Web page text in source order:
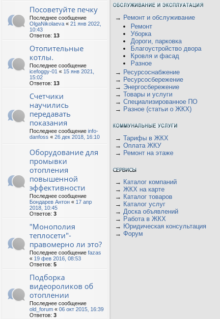
Посоветуйте печку
Последнее сообщение
OlgaNikolaeva « 21 янв 2022,
10:43
Ответов: 13
Отопительные
котлы.
Последнее сообщение
icefoggy-01 « 15 янв 2021,
15:02
Ответов: 13
Счетчики
научились
передавать
показания
Последнее сообщение info-
danfoss « 26 дек 2018, 16:10
Оборудование для
промывки
отопления
повышенной
эффективности
Последнее сообщение
Бондарев Антон « 17 апр
2018, 10:45
Ответов: 3
"Монополия
теплосети"-
правомерно ли это?
Последнее сообщение fazas
« 19 фев 2016, 08:53
Ответов: 5
Подборка
видеороликов об
отоплении
Последнее сообщение
old_forum « 06 окт 2015, 16:39
Ответов: 3
→ Ремонт и обслуживание
Ремонт
Уборка
Дороги, парковка
Благоустройство двора
Кровля и фасад
Разное
→ Ресурсоснабжение
→ Ресурсосбережение
→ Энергосбережение
→ Товары и услуги
→ Специализированное ПО
→ Разное (статьи о ЖКХ)
→ Тарифы в ЖКХ
→ Оплата ЖКУ
→ Ремонт на этаже
→ Каталог компаний
→ ЖКХ на карте
→ Каталог товаров
→ Каталог услуг
→ Доска объявлений
→ Работа в ЖКХ
→ Юридическая консультация
→ Форум